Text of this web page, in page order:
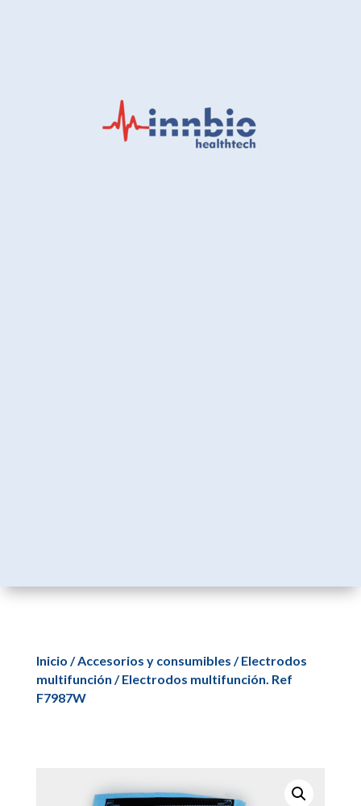
Inicio /Accesorios y consumibles /Electrodos
multifunción / Electrodos multifunción. Ref
F7987W